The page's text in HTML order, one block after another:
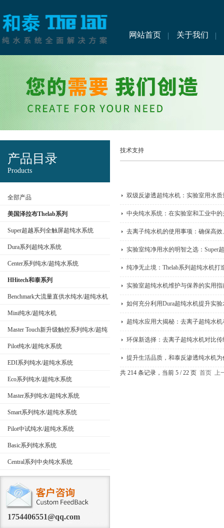
网站首页 关于我们
产品目录
Products
全部产品
美国泽拉布Thelab系列
Super超越系列全触屏超纯水系统
Dura系列超纯水系统
Center系列纯水/超纯水系统
HHitech和泰系列
Benchmark大流量直供水纯水/超纯水机
Mini纯水/超纯水机
Master Touch新升级触控系列纯水/超纯
水系统
Pilot纯水/超纯水系统
EDI系列纯水/超纯水系统
Eco系列纯水/超纯水系统
Master系列纯水/超纯水系统
Smart系列纯水/超纯水系统
Pilot中试纯水/超纯水系统
Basic系列纯水系统
Central系列中央纯水系统
1754406551@qq.com
技术支持
双级反渗透超纯水机：实验室用水
中央纯水系统：在实验室和工业中的
去离子纯水机的使用事项：确保高
实验室纯净用水的明智之选：Super
纯净无止境：Thelab系列超纯水机打
实验室超纯水机维护与保养的实用指
如何充分利用Dura超纯水机提升实
超纯水应用大揭秘：去离子超纯水
环保新选择：去离子超纯水机对比
提升生活品质，和泰反渗透纯水机
共 214 条记录，当前 5 / 22 页 首页 上